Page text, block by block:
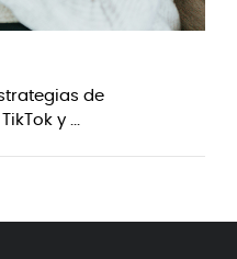
de
y ...